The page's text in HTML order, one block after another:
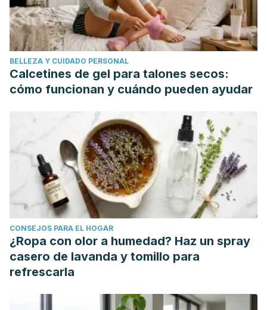
conflictos en adultos jóvenes.Ajayu Órgano de Difusión
Científica del Departamento de Psicología UCBSP ,14
(2),
284-302.
Cid, F. M., & Cid, Y. M. (2012). Características de los
componentes del amor de pareja en una muestra de
estudiantes chilenos.Revista Electrónica de Psicología
Ottazi Ponce, A. (2011). Estilos de amor, satisfacción y
compromiso en relaciones de pareja estables.
BELLEZA Y CUIDADO PERSONAL
Calcetines de gel para talones secos:
cómo funcionan y cuándo pueden ayudar
CONSEJOS PARA EL HOGAR
¿Ropa con olor a humedad? Haz un spray
casero de lavanda y tomillo para
refrescarla